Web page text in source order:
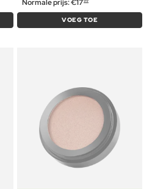
Normale prijs:€17
VOEG TOE